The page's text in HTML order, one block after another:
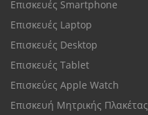
Επισκευές Smartphone
Επισκευές Laptop
Επισκευές Desktop
Επισκευές Tablet
Επισκεύες Apple Watch
Επισκευή Μητρικής Πλακέτας